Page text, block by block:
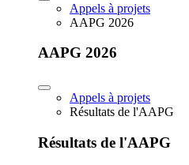
Appels à projets
AAPG 2026
AAPG 2026
Appels à projets
Résultats de l'AAPG
Résultats de l'AAPG